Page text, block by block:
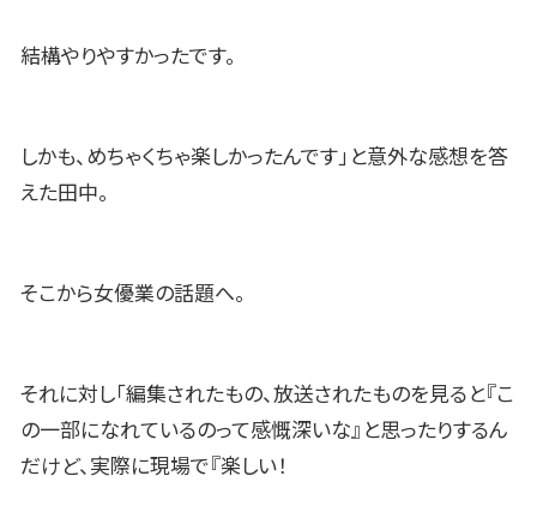
結構やりやすかったです。
しかも、めちゃくちゃ楽しかったんです」と意外な感想を答
えた田中。
そこから女優業の話題へ。
それに対し「編集されたもの、放送されたものを見ると『こ
の一部になれているのって感慨深いな』と思ったりするん
だけど、実際に現場で『楽しい！